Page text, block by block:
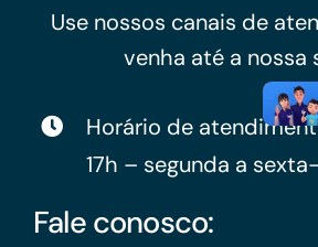
Use nossos canais de
venha até a nossa
Horário de
17h – segunda a
Fale conosco: